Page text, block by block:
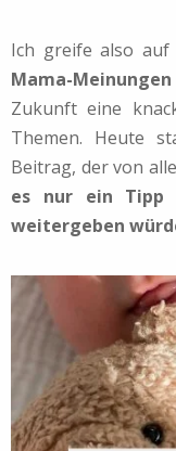
Ich greife also auf
Mama-Meinungen
Zukunft eine
Themen. Heute
Beitrag, der von
es nur ein Tipp
weitergeben